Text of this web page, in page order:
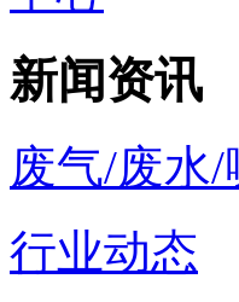
新闻资讯
废气/废水/
行业动态